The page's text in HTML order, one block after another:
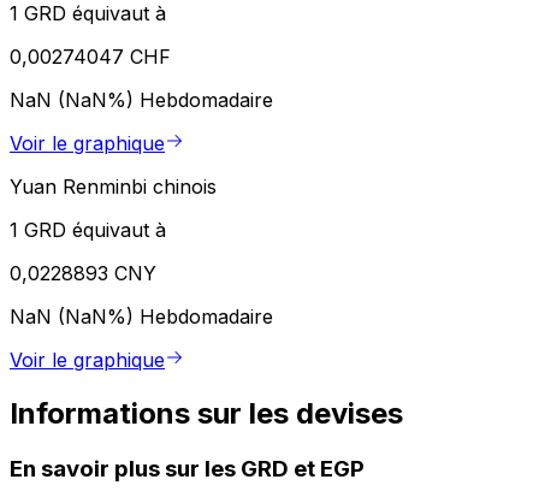
1 GRD équivaut à
0,00274047 CHF
NaN (NaN%) Hebdomadaire
Voir le graphique
Yuan Renminbi chinois
1 GRD équivaut à
0,0228893 CNY
NaN (NaN%) Hebdomadaire
Voir le graphique
Informations sur les devises
En savoir plus sur les GRD et EGP